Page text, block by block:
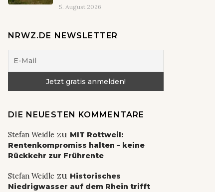
5. August 2026
NRWZ.DE NEWSLETTER
DIE NEUESTEN KOMMENTARE
Stefan Weidle zu MIT Rottweil:
Rentenkompromiss halten – keine
Rückkehr zur Frührente
Stefan Weidle zu Historisches
Niedrigwasser auf dem Rhein trifft